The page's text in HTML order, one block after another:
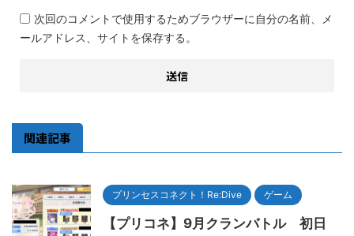
次回のコメントで使用するためブラウザーに自分の名前、メ
ールアドレス、サイトを保存する。
関連記事
プリンセスコネクト！Re:Dive ゲーム
【プリコネ】9月クランバトル 初日